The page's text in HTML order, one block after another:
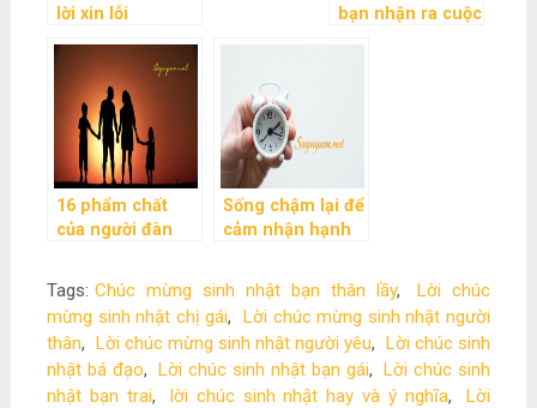
lời xin lỗi
bạn nhận ra cuộc
16 phẩm chất
của người đàn
Sống chậm lại để
cảm nhận hạnh
Tags: Chúc mừng sinh nhật bạn thân lầy,
Lời chúc
mừng sinh nhật chị gái,
Lời chúc mừng sinh nhật người
thân, Lời chúc mừng sinh nhật người yêu, Lời chúc sinh
nhật bá đạo, Lời chúc sinh nhật bạn gái, Lời chúc sinh
nhật bạn trai, lời chúc sinh nhật hay và ý nghĩa,
Lời